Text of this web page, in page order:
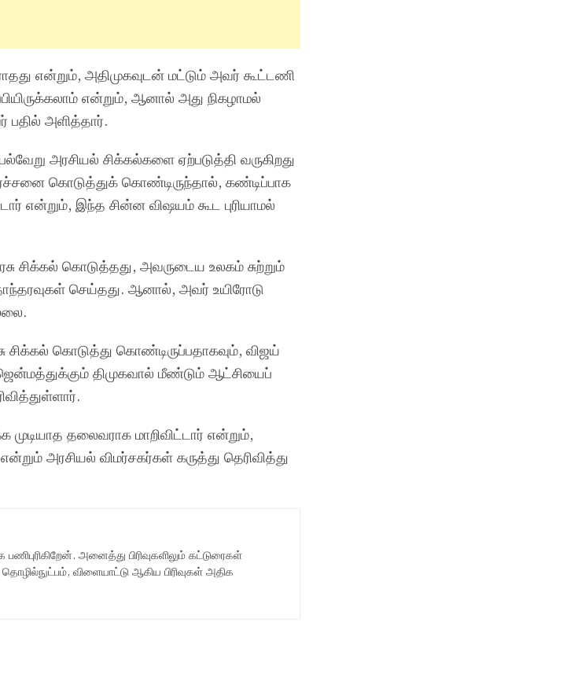
என்றும், அதிமுகவுடன் மட்டும் அவர் கூட்டணி
என்றும், ஆனால் அது நிகழாமல்
பதில் அளித்தார்.
அரசியல் சிக்கல்களை ஏற்படுத்தி வருகிறது
கொடுத்துக் கொண்டிருந்தால், கண்டிப்பாக
என்றும், இந்த சின்ன விஷயம் கூட புரியாமல்
சிக்கல் கொடுத்தது, அவருடைய உலகம் சுற்றும்
செய்தது. ஆனால், அவர் உயிரோடு
கொடுத்து கொண்டிருப்பதாகவும், விஜய்
திமுகவால் மீண்டும் ஆட்சியைப்
தலைவராக மாறிவிட்டார் என்றும்,
அரசியல் விமர்சகர்கள் கருத்து தெரிவித்து
அனைத்து பிரிவுகளிலும் கட்டுரைகள்
விளையாட்டு ஆகிய பிரிவுகள் அதிக